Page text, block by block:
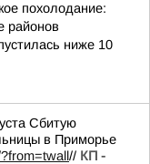
похолодание:
районов
ниже 10
Сбитую
в Приморье
// КП -